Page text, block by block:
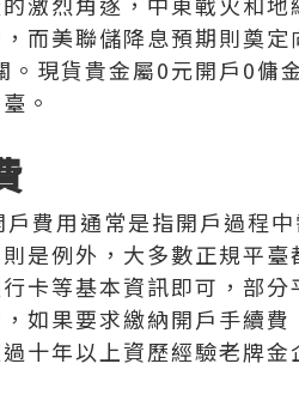
而美聯儲降息預期則奠
現貨貴金屬0元開戶0傭
。
費用通常是指開戶過程
是例外，大多數正規平
卡等基本資訊即可，部
如果要求繳納開戶手續
十年以上資歷經驗老牌